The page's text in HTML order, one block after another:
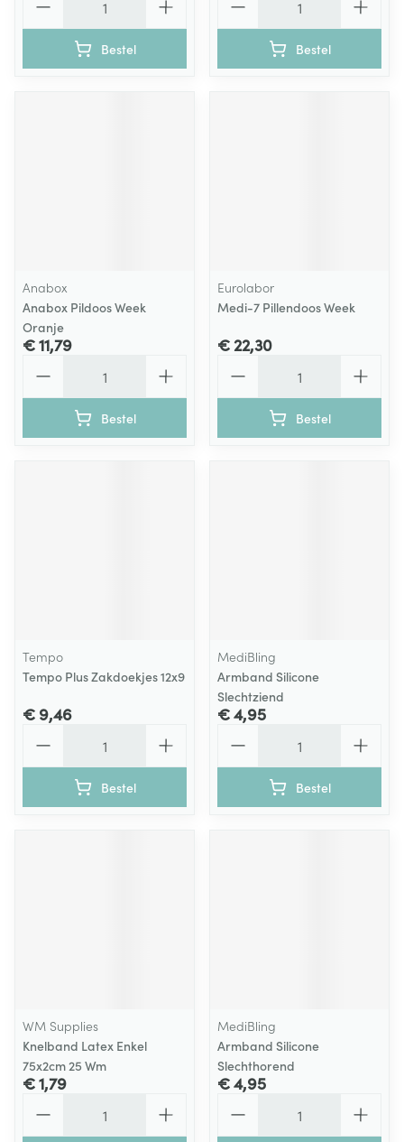
Bestel Bestel
Anabox
Anabox Pildoos Week
Oranje
€ 11,79
Bestel
Eurolabor
Medi-7 Pillendoos Week
€ 22,30
Bestel
Tempo
Tempo Plus Zakdoekjes 12x9
€ 9,46
Bestel
MediBling
Armband Silicone
Slechtziend
€ 4,95
Bestel
WM Supplies
Knelband Latex Enkel
75x2cm 25 Wm
€ 1,79
MediBling
Armband Silicone
Slechthorend
€ 4,95